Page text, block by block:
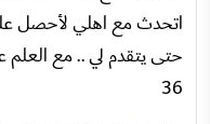
اتحدث مع اهلي لأحصل
36